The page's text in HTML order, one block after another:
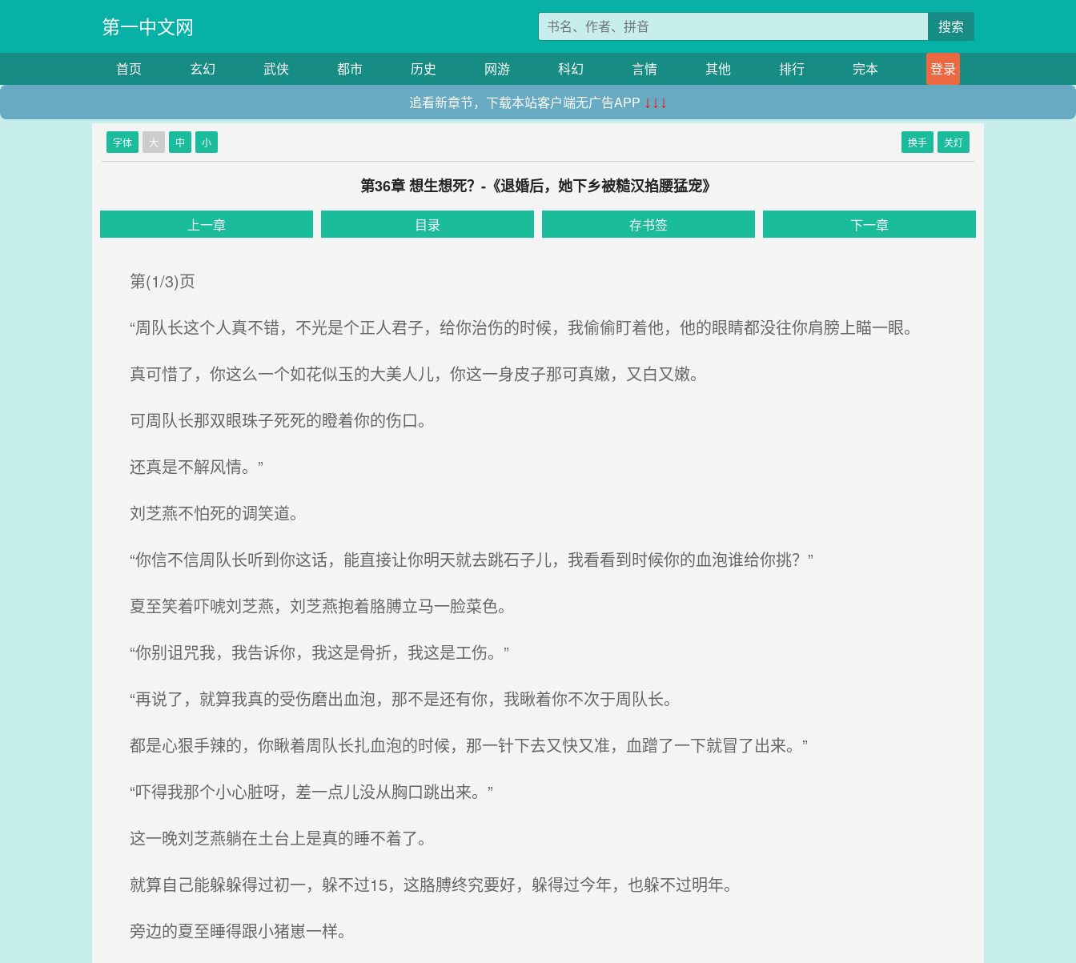
第一中文网 搜索
首页 玄幻 武侠 都市 历史 网游 科幻 言情 其他 排行 完本
登录
追看新章节，下载本站客户端无广告APP ↓↓↓
字体 大 中 小 换手 关灯
第36章 想生想死？-《退婚后，她下乡被糙汉掐腰猛宠》
上一章 目录 存书签 下一章
第(1/3)页
“周队长这个人真不错，不光是个正人君子，给你治伤的时候，我偷偷盯着他，他的眼睛都没往你肩膀上瞄一眼。
真可惜了，你这么一个如花似玉的大美人儿，你这一身皮子那可真嫩，又白又嫩。
可周队长那双眼珠子死死的瞪着你的伤口。
还真是不解风情。”
刘芝燕不怕死的调笑道。
“你信不信周队长听到你这话，能直接让你明天就去跳石子儿，我看看到时候你的血泡谁给你挑？”
夏至笑着吓唬刘芝燕，刘芝燕抱着胳膊立马一脸菜色。
“你别诅咒我，我告诉你，我这是骨折，我这是工伤。”
“再说了，就算我真的受伤磨出血泡，那不是还有你，我瞅着你不次于周队长。
都是心狠手辣的，你瞅着周队长扎血泡的时候，那一针下去又快又准，血蹭了一下就冒了出来。”
“吓得我那个小心脏呀，差一点儿没从胸口跳出来。”
这一晚刘芝燕躺在土台上是真的睡不着了。
就算自己能躲躲得过初一，躲不过15，这胳膊终究要好，躲得过今年，也躲不过明年。
旁边的夏至睡得跟小猪崽一样。